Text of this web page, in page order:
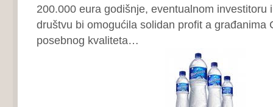
200.000 eura godišnje, eventualnom investitoru
društvu bi omogućila solidan profit a građanima
posebnog kvaliteta…